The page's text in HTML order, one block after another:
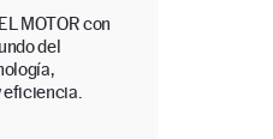
MOTOR con
del